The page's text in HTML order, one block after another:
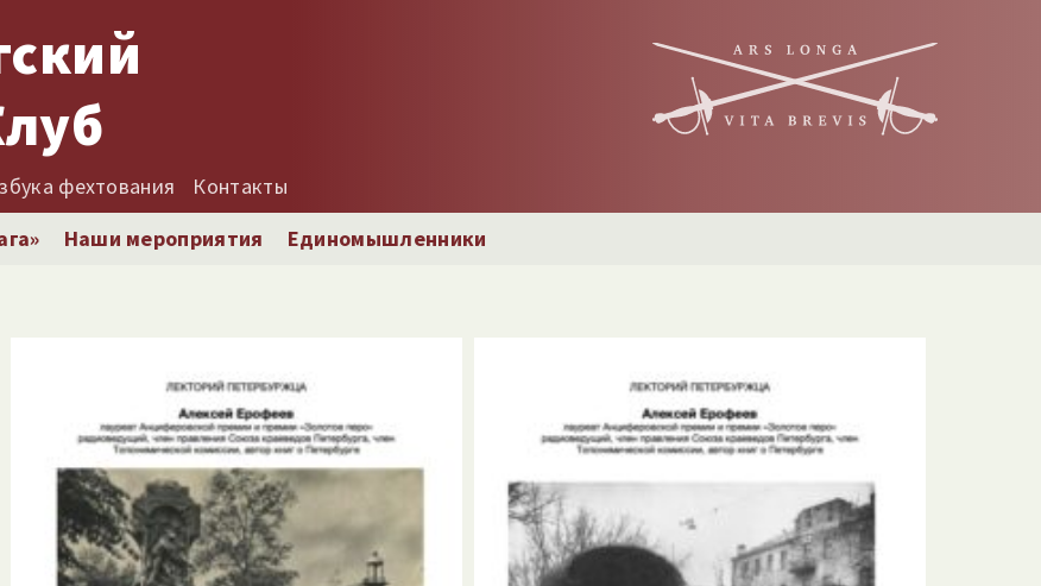
фехтования
Контакты
Наши мероприятия Единомышленники